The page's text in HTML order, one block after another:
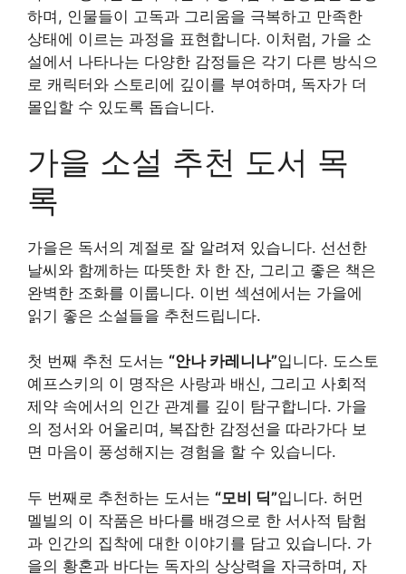
하며, 인물들이 고독과 그리움을 극복하고 만족한
상태에 이르는 과정을 표현합니다. 이처럼, 가을 소
설에서 나타나는 다양한 감정들은 각기 다른 방식으
로 캐릭터와 스토리에 깊이를 부여하며, 독자가 더
몰입할 수 있도록 돕습니다.
가을 소설 추천 도서 목
록
가을은 독서의 계절로 잘 알려져 있습니다. 선선한
날씨와 함께하는 따뜻한 차 한 잔, 그리고 좋은 책은
완벽한 조화를 이룹니다. 이번 섹션에서는 가을에
읽기 좋은 소설들을 추천드립니다.
첫 번째 추천 도서는 “안나 카레니나”입니다. 도스토
예프스키의 이 명작은 사랑과 배신, 그리고 사회적
제약 속에서의 인간 관계를 깊이 탐구합니다. 가을
의 정서와 어울리며, 복잡한 감정선을 따라가다 보
면 마음이 풍성해지는 경험을 할 수 있습니다.
두 번째로 추천하는 도서는 “모비 딕”입니다. 허먼
멜빌의 이 작품은 바다를 배경으로 한 서사적 탐험
과 인간의 집착에 대한 이야기를 담고 있습니다. 가
을의 황혼과 바다는 독자의 상상력을 자극하며, 자